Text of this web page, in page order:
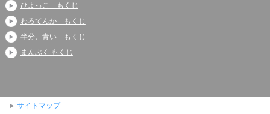
ひよっこ もくじ
わろてんか もくじ
半分、青い もくじ
まんぷく もくじ
サイトマップ